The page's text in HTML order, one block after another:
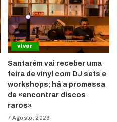
viver
Santarém vai receber uma
feira de vinyl com DJ sets e
workshops; há a promessa
de «encontrar discos
raros»
7 Agosto, 2026